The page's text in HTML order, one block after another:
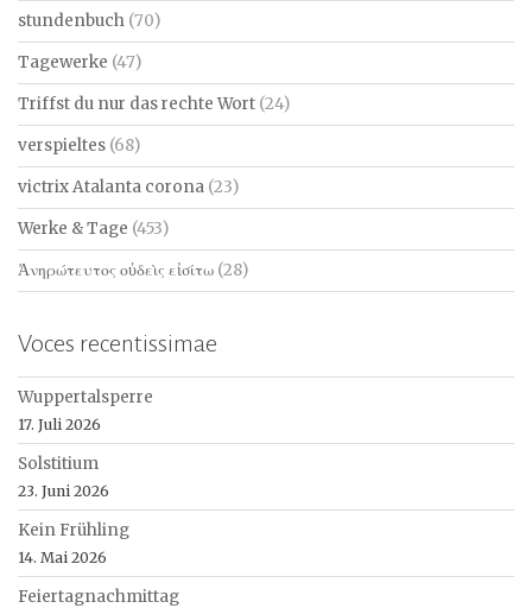
stundenbuch (70)
Tagewerke (47)
Triffst du nur das rechte Wort (24)
verspieltes (68)
victrix Atalanta corona (23)
Werke & Tage (453)
Ἀνηρώτευτος οὐδεὶς εἰσίτω (28)
Voces recentissimae
Wuppertalsperre
17. Juli 2026
Solstitium
23. Juni 2026
Kein Frühling
14. Mai 2026
Feiertagnachmittag